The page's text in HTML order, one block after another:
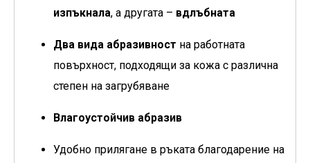
изпъкнала, а другата – вдлъбната
Два вида абразивност на работната
повърхност, подходящи за кожа с различна
степен на загрубяване
Влагоустойчив абразив
Удобно прилягане в ръката благодарение на